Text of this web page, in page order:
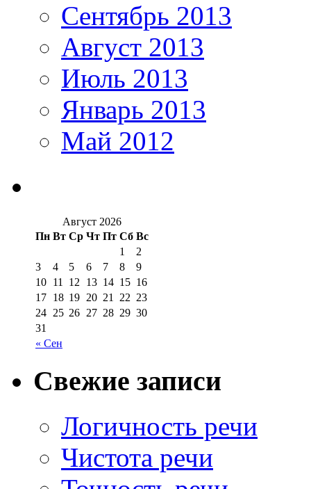
Сентябрь 2013
Август 2013
Июль 2013
Январь 2013
Май 2012
Август 2026
Пн Вт Ср Чт Пт Сб Вс
« Сен
1
2
3
4 5 6 7 8
9
10 11 12 13 14 15 16
17 18 19 20 21 22 23
24 25 26 27 28 29 30
31
Свежие записи
Логичность речи
Чистота речи